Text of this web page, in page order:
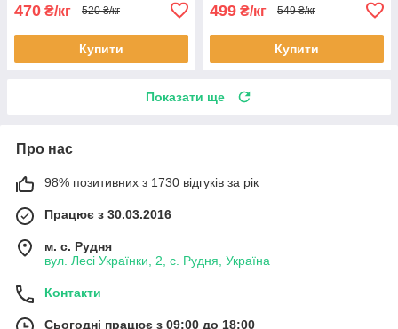
470 ₴/кг 520 ₴/кг
Купити
499 ₴/кг 549 ₴/кг
Купити
Показати ще
Про нас
98% позитивних з 1730 відгуків за рік
Працює з 30.03.2016
м. с. Рудня
вул. Лесі Українки, 2, с. Рудня, Україна
Контакти
Сьогодні працює з 09:00 до 18:00